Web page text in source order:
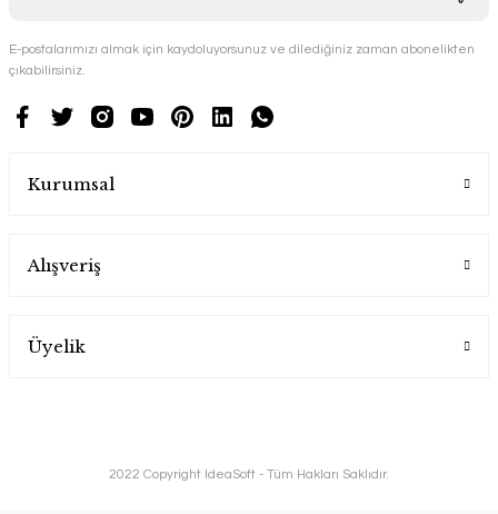
E-postalarımızı almak için kaydoluyorsunuz ve dilediğiniz zaman abonelikten
çıkabilirsiniz.
Kurumsal
Alışveriş
Üyelik
2022 Copyright IdeaSoft - Tüm Hakları Saklıdır.